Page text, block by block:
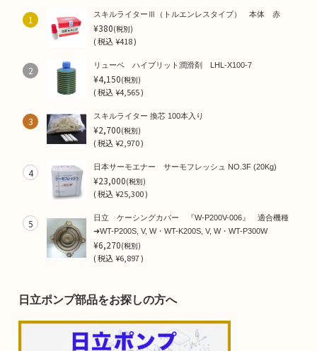
1 スキルライターⅢ（トルエンレスタイプ） 本体 赤
¥380(税別)
(税込¥418 )
2 リューベ ハイブリット潤滑剤 LHL-X100-7
¥4,150(税別)
(税込¥4,565 )
3 スキルライター 換芯 100本入り
¥2,700(税別)
(税込¥2,970 )
4 日本サーモエナー サーモフレッシュ NO.3F (20Kg)
¥23,000(税別)
(税込¥25,300 )
5
日立 ケーシングカバー 『W-P200V-006』 適合機種
➜WT-P200S, V, W・WT-K200S, V, W・WT-P300W
¥6,270(税別)
(税込¥6,897 )
日立ポンプ部品をお探しの方へ